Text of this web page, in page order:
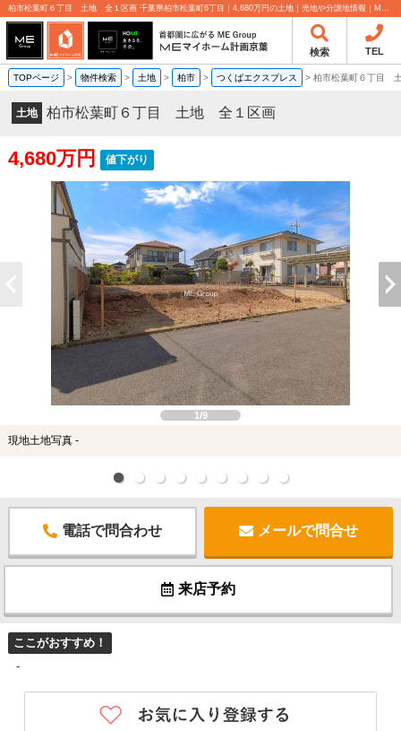
柏市松葉町６丁目 土地 全１区画 千葉県柏市松葉町6丁目｜4,680万円の土地｜売地や分譲地情報｜MEマイホーム計画京葉株式会社
検索 TEL
TOPページ > 物件検索 > 土地 > 柏市 > つくばエクスプレス > 柏市松葉町６丁目
土地 柏市松葉町６丁目 土地 全１区画
4,680万円 値下がり
1/9
現地土地写真 -
電話で問合わせ メールで問合せ
来店予約
ここがおすすめ！
-